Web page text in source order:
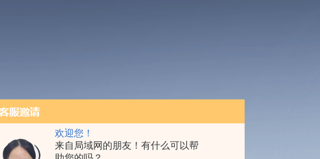
欢迎您！
来自局域网的朋友！有什么可以帮